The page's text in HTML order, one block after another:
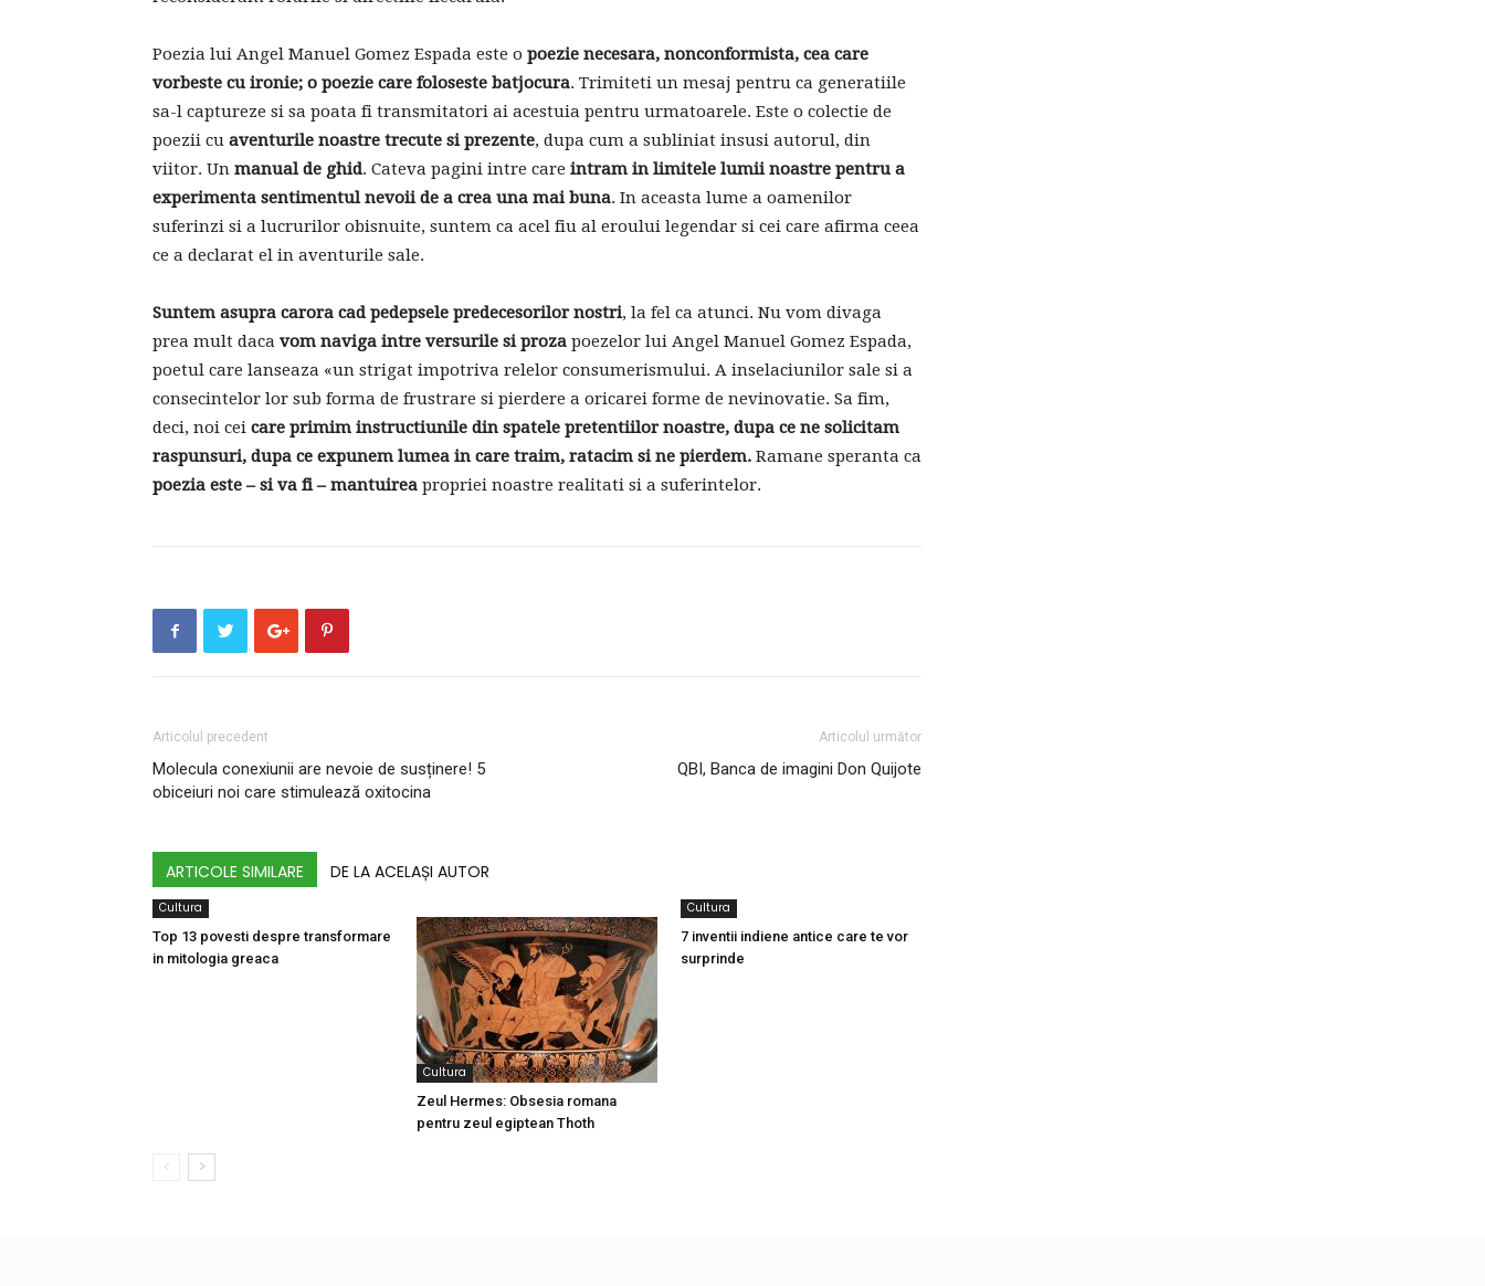
Poezia lui Angel Manuel Gomez Espada este o poezie necesara, nonconformista, cea care
vorbeste cu ironie; o poezie care foloseste batjocura. Trimiteti un mesaj pentru ca generatiile
sa-l captureze si sa poata fi transmitatori ai acestuia pentru urmatoarele. Este o colectie de
poezii cu aventurile noastre trecute si prezente, dupa cum a subliniat insusi autorul, din
viitor. Un manual de ghid. Cateva pagini intre care intram in limitele lumii noastre pentru a
experimenta sentimentul nevoii de a crea una mai buna. In aceasta lume a oamenilor
suferinzi si a lucrurilor obisnuite, suntem ca acel fiu al eroului legendar si cei care afirma ceea
ce a declarat el in aventurile sale.
Suntem asupra carora cad pedepsele predecesorilor nostri, la fel ca atunci. Nu vom divaga
prea mult daca vom naviga intre versurile si proza ​​poezelor lui Angel Manuel Gomez Espada,
poetul care lanseaza «un strigat impotriva relelor consumerismului. A inselaciunilor sale si a
consecintelor lor sub forma de frustrare si pierdere a oricarei forme de nevinovatie. Sa fim,
deci, noi cei care primim instructiunile din spatele pretentiilor noastre, dupa ce ne solicitam
raspunsuri, dupa ce expunem lumea in care traim, ratacim si ne pierdem. Ramane speranta ca
poezia este – si va fi – mantuirea propriei noastre realitati si a suferintelor.
Articolul precedent
Molecula conexiunii are nevoie de susținere! 5
obiceiuri noi care stimulează oxitocina
Articolul următor
QBI, Banca de imagini Don Quijote
ARTICOLE SIMILARE DE LA ACELAȘI AUTOR
Cultura
Top 13 povesti despre transformare
in mitologia greaca
Cultura
Zeul Hermes: Obsesia romana
pentru zeul egiptean Thoth
Cultura
7 inventii indiene antice care te vor
surprinde